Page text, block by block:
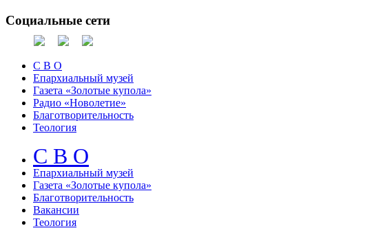
Социальные сети
С В О
Епархиальный музей
Газета «Золотые купола»
Радио «Новолетие»
Благотворительность
Теология
С В О
Епархиальный музeй
Газета «Золотые купола»
Благотворительность
Вакансии
Теология